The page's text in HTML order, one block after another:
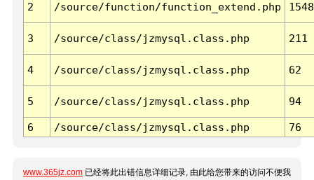
2 /source/function/function_extend.php 1548
3 /source/class/jzmysql.class.php 211
4 /source/class/jzmysql.class.php 62
5 /source/class/jzmysql.class.php 94
6 /source/class/jzmysql.class.php 76
www.365jz.com 已经将此出错信息详细记录, 由此给您带来的访问不便我